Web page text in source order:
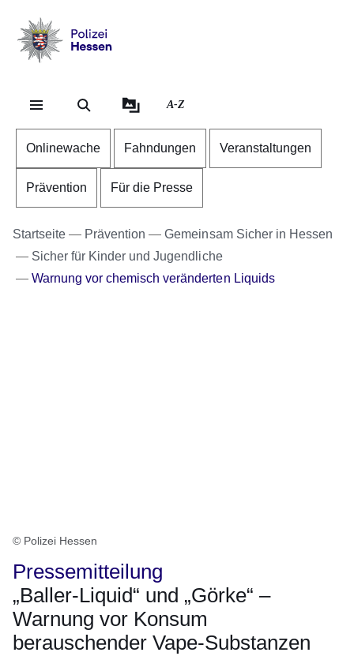
Hessen
A-Z
Onlinewache Fahndungen Veranstaltungen
Prävention Für die Presse
Startseite Prävention
Gemeinsam Sicher in Hessen
Sicher für Kinder und Jugendliche
Warnung vor chemisch veränderten Liquids
© Polizei Hessen
Pressemitteilung
„Baller-Liquid“ und „Görke“ –
Warnung vor Konsum
berauschender Vape-Substanzen